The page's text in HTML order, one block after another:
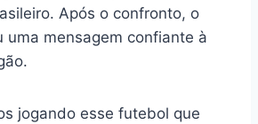
Após o confronto, o
uma mensagem confiante à
jogando esse futebol que